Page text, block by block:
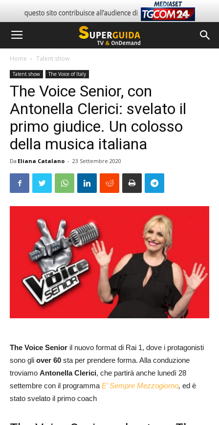
Home Talent show
Talent show The Voice of Italy
The Voice Senior, con
Antonella Clerici: svelato il
primo giudice. Un colosso
della musica italiana
Da Eliana Catalano - 23 Settembre 2020
The Voice Senior il nuovo format di Rai 1, dove i protagonisti
sono gli over 60 sta per prendere forma. Alla conduzione
troviamo Antonella Clerici, che partirà anche lunedì 28
settembre con il programma E’ Sempre Mezzogiorno, ed è
stato svelato il primo coach